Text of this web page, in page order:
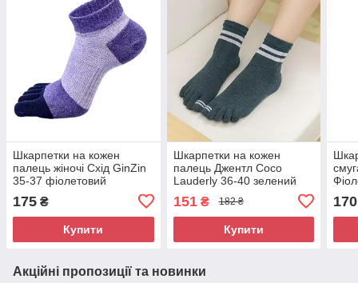
Шкарпетки на кожен
палець жіночі Схід GinZin
35-37 фіолетовий
175 ₴
Купити
Шкарпетки на кожен
палець Джентл Coco
Lauderly 36-40 зелений
151₴ 182 ₴
Купити
170
Акційні пропозиції та новинки